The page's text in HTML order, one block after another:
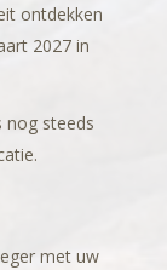
ontdekken
2027 in
nog steeds
met uw